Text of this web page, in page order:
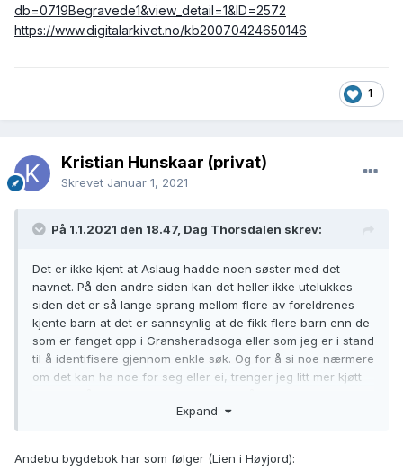
db=0719Begravede1&view_detail=1&ID=2572
https://www.digitalarkivet.no/kb20070424650146
1
Kristian Hunskaar (privat)
Skrevet Januar 1, 2021
På 1.1.2021 den 18.47, Dag Thorsdalen skrev:
Det er ikke kjent at Aslaug hadde noen søster med det
navnet. På den andre siden kan det heller ikke utelukkes
siden det er så lange sprang mellom flere av foreldrenes
kjente barn at det er sannsynlig at de fikk flere barn enn de
som er fanget opp i Gransheradsoga eller som jeg er i stand
til å identifisere gjennom enkle søk. Og for å si noe nærmere
om det kan ha noe for seg eller ei, trenger jeg litt mer kjøtt
bygdebok; fins det f.eks. et aldersanslag og hva står det om
kjente forbindelse til Andebu på 1500-tallet med unntak av
Expand
Andebu bygdebok har som følger (Lien i Høyjord):